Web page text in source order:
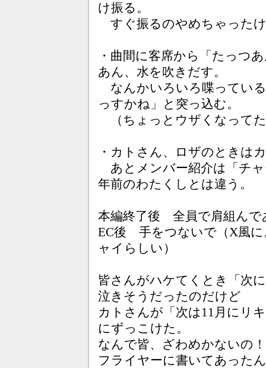
け振る。
すぐ振るのやめちゃった
・曲間に客席から「たっつ
あん、水を吹きだす。
なんかいろいろ喋ってい
っすかね」と突っ込む。
（ちょっとウザくなって
・カトさん、ロザのときは
あとメンバー紹介は「チ
年前のわたくしとは違う。
本編終了後 全員で肩組んで
EC後 手をつないで（X風
ャイらしい）
皆さんがハケてくとき「次
泣きそうだったのだけど
カトさんが「次は11月にリ
にずっこけた。
なんで皆、ざわめかないの
フライヤーに書いてあった